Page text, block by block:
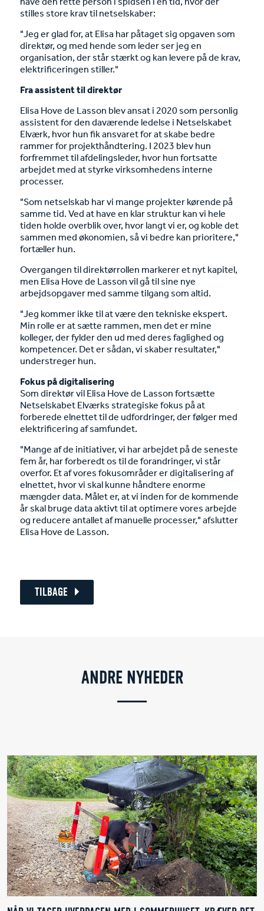
stilles store krav til netselskaber:
"Jeg er glad for, at Elisa har påtaget sig opgaven som
direktør, og med hende som leder ser jeg en
organisation, der står stærkt og kan levere på de krav,
elektrificeringen stiller."
Fra assistent til direktør
Elisa Hove de Lasson blev ansat i 2020 som personlig
assistent for den daværende ledelse i Netselskabet
Elværk, hvor hun fik ansvaret for at skabe bedre
rammer for projekthåndtering. I 2023 blev hun
forfremmet til afdelingsleder, hvor hun fortsatte
arbejdet med at styrke virksomhedens interne
processer.
"Som netselskab har vi mange projekter kørende på
samme tid. Ved at have en klar struktur kan vi hele
tiden holde overblik over, hvor langt vi er, og koble det
sammen med økonomien, så vi bedre kan prioritere,"
fortæller hun.
Overgangen til direktørrollen markerer et nyt kapitel,
men Elisa Hove de Lasson vil gå til sine nye
arbejdsopgaver med samme tilgang som altid.
"Jeg kommer ikke til at være den tekniske ekspert.
Min rolle er at sætte rammen, men det er mine
kolleger, der fylder den ud med deres faglighed og
kompetencer. Det er sådan, vi skaber resultater,"
understreger hun.
Fokus på digitalisering
Som direktør vil Elisa Hove de Lasson fortsætte
Netselskabet Elværks strategiske fokus på at
forberede elnettet til de udfordringer, der følger med
elektrificering af samfundet.
"Mange af de initiativer, vi har arbejdet på de seneste
fem år, har forberedt os til de forandringer, vi står
overfor. Et af vores fokusområder er digitalisering af
elnettet, hvor vi skal kunne håndtere enorme
mængder data. Målet er, at vi inden for de kommende
år skal bruge data aktivt til at optimere vores arbejde
og reducere antallet af manuelle processer," afslutter
Elisa Hove de Lasson.
TILBAGE
ANDRE NYHEDER